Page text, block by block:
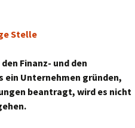
Stelle
Finanz- und den
ein Unternehmen gründen,
beantragt, wird es nicht